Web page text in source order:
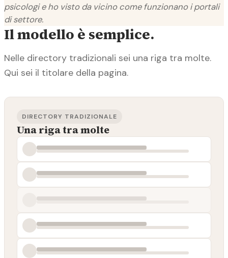
psicologi e ho visto da vicino come funzionano i portali
di settore.
Il modello è semplice.
Nelle directory tradizionali sei una riga tra molte.
Qui sei il titolare della pagina.
DIRECTORY TRADIZIONALE
Una riga tra molte